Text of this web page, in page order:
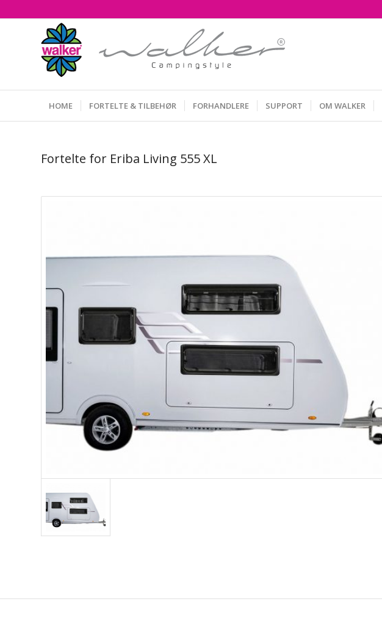
HOME FORTELTE & TILBEHØR FORHANDLERE SUPPORT OM WALKER
Fortelte for Eriba Living 555 XL